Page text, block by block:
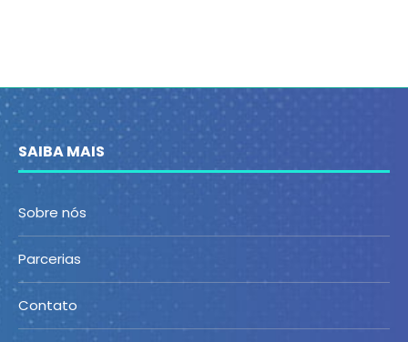
SAIBA MAIS
Sobre nós
Parcerias
Contato